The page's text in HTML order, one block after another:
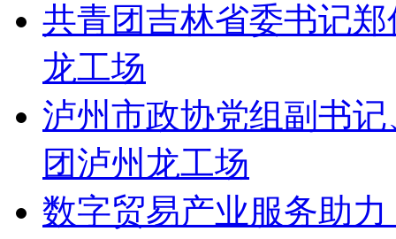
共青团吉林省委书记
龙工场
泸州市政协党组副书
团泸州龙工场
数字贸易产业服务助